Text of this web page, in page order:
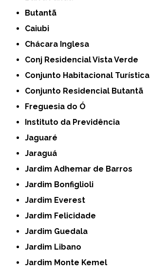
Butantã
Caiubi
Chácara Inglesa
Conj Residencial Vista Verde
Conjunto Habitacional Turística
Conjunto Residencial Butantã
Freguesia do Ó
Instituto da Previdência
Jaguaré
Jaraguá
Jardim Adhemar de Barros
Jardim Bonfiglioli
Jardim Everest
Jardim Felicidade
Jardim Guedala
Jardim Libano
Jardim Monte Kemel